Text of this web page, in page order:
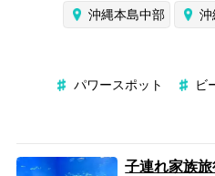
沖縄本島中部
沖
パワースポット ビ
子連れ家族